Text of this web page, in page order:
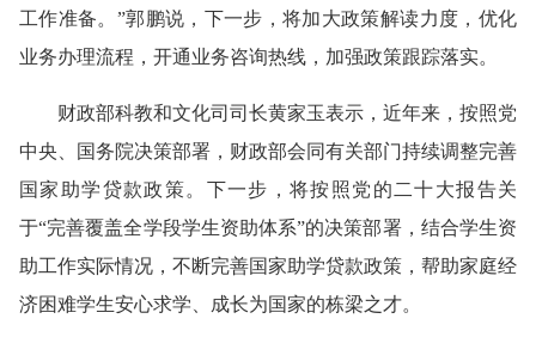
工作准备。”郭鹏说，下一步，将加大政策解读力度，优化
业务办理流程，开通业务咨询热线，加强政策跟踪落实。
财政部科教和文化司司长黄家玉表示，近年来，按照党
中央、国务院决策部署，财政部会同有关部门持续调整完善
国家助学贷款政策。下一步，将按照党的二十大报告关
于“完善覆盖全学段学生资助体系”的决策部署，结合学生资
助工作实际情况，不断完善国家助学贷款政策，帮助家庭经
济困难学生安心求学、成长为国家的栋梁之才。